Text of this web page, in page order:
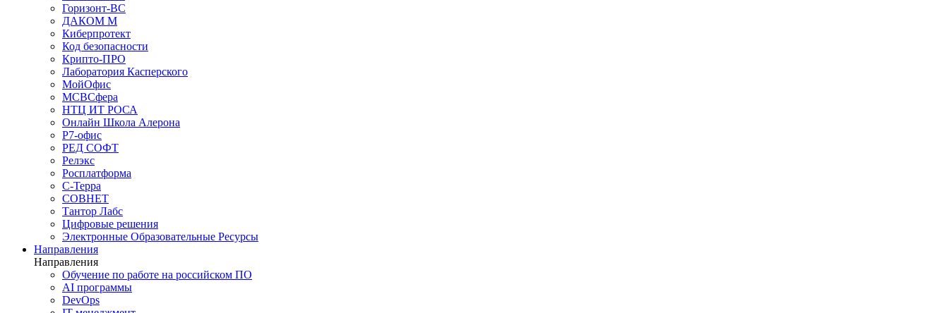
Горизонт-ВС
ДАКОМ М
Киберпротект
Код безопасности
Крипто-ПРО
Лаборатория Касперского
МойОфис
МСВСфера
НТЦ ИТ РОСА
Онлайн Школа Алерона
Р7-офис
РЕД СОФТ
Релэкс
Росплатформа
С-Терра
СОВНЕТ
Тантор Лабс
Цифровые решения
Электронные Образовательные Ресурсы
Направления
Направления
Обучение по работе на российском ПО
AI программы
DevOps